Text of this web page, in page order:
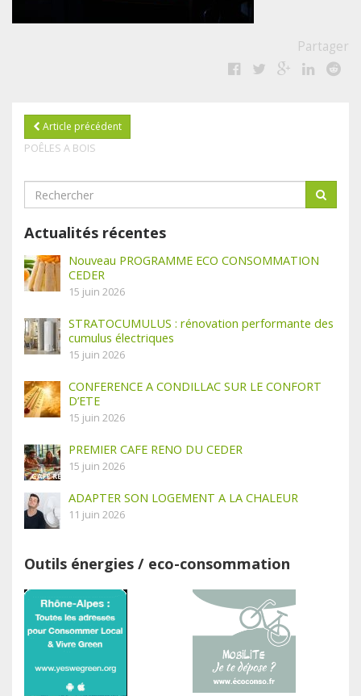
Partager
Article précédent
POÊLES A BOIS
Actualités récentes
Nouveau PROGRAMME ECO CONSOMMATION
CEDER
15 juin 2026
STRATOCUMULUS : rénovation performante des
cumulus électriques
15 juin 2026
CONFERENCE A CONDILLAC SUR LE CONFORT
D’ETE
15 juin 2026
PREMIER CAFE RENO DU CEDER
15 juin 2026
ADAPTER SON LOGEMENT A LA CHALEUR
11 juin 2026
Outils énergies / eco-consommation